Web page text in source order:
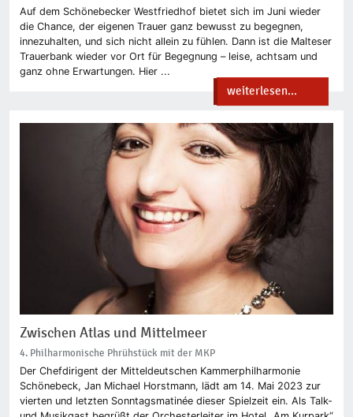
Auf dem Schönebecker Westfriedhof bietet sich im Juni wieder
die Chance, der eigenen Trauer ganz bewusst zu begegnen,
innezuhalten, und sich nicht allein zu fühlen. Dann ist die Malteser
Trauerbank wieder vor Ort für Begegnung – leise, achtsam und
ganz ohne Erwartungen. Hier ...
weiterlesen...
Zwischen Atlas und Mittelmeer
4. Philharmonische Phrühstück mit der MKP
Der Chefdirigent der Mitteldeutschen Kammerphilharmonie
Schönebeck, Jan Michael Horstmann, lädt am 14. Mai 2023 zur
vierten und letzten Sonntagsmatinée dieser Spielzeit ein. Als Talk-